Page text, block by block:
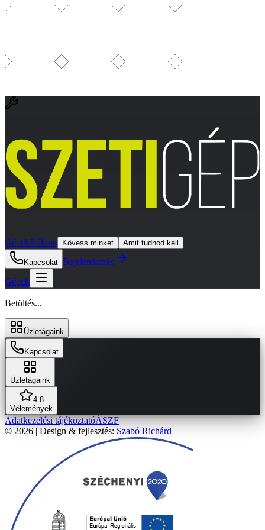
GépekRólunk Kövess minket Amit tudnod kell
Kapcsolat Bejelentkezés
Gépek
Betöltés...
Üzletágaink
Kapcsolat
Üzletágaink
4.8
Vélemények
Adatkezelési tájékoztatóÁSZF
© 2026 | Design & fejlesztés: Szabó Richárd